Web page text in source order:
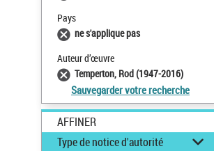
Pays
ne s'applique pas
Auteur d’œuvre
Temperton, Rod (1947-2016)
Sauvegarder votre recherche
AFFINER
Type de notice d'autorité